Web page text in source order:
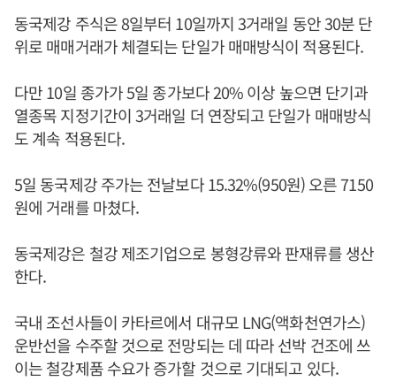
동국제강 주식은 8일부터 10일까지 3거래일 동안 30분 단
위로 매매거래가 체결되는 단일가 매매방식이 적용된다.
다만 10일 종가가 5일 종가보다 20% 이상 높으면 단기과
열종목 지정기간이 3거래일 더 연장되고 단일가 매매방식
도 계속 적용된다.
5일 동국제강 주가는 전날보다 15.32%(950원) 오른 7150
원에 거래를 마쳤다.
동국제강은 철강 제조기업으로 봉형강류와 판재류를 생산
한다.
국내 조선사들이 카타르에서 대규모 LNG(액화천연가스)
운반선을 수주할 것으로 전망되는 데 따라 선박 건조에 쓰
이는 철강제품 수요가 증가할 것으로 기대되고 있다.